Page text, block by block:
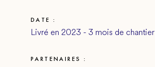
DATE :
Livré en 2023 - 3 mois de chantier
PARTENAIRES :